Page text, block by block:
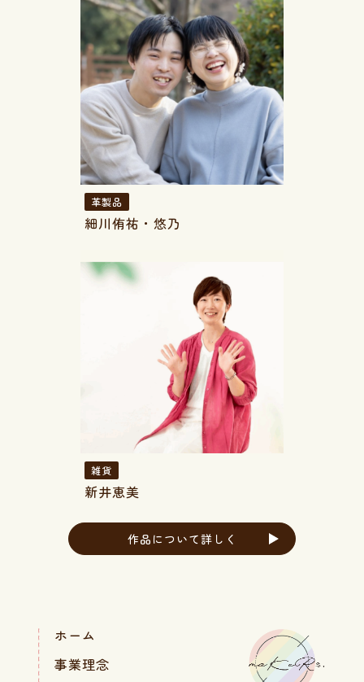
革製品
細川侑祐・悠乃
雑貨
新井恵美
作品について詳しく
ホーム
事業理念